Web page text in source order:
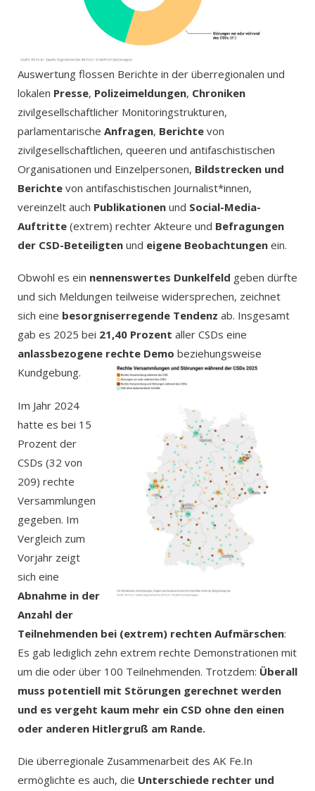
Auswertung flossen Berichte in der überregionalen und
lokalen Presse, Polizeimeldungen, Chroniken
zivilgesellschaftlicher Monitoringstrukturen,
parlamentarische Anfragen, Berichte von
zivilgesellschaftlichen, queeren und antifaschistischen
Organisationen und Einzelpersonen, Bildstrecken und
Berichte von antifaschistischen Journalist*innen,
vereinzelt auch Publikationen und Social-Media-
Auftritte (extrem) rechter Akteure und Befragungen
der CSD-Beteiligten und eigene Beobachtungen ein.
Obwohl es ein nennenswertes Dunkelfeld geben dürfte
und sich Meldungen teilweise widersprechen, zeichnet
sich eine besorgniserregende Tendenz ab. Insgesamt
gab es 2025 bei 21,40 Prozent aller CSDs eine
anlassbezogene rechte Demo beziehungsweise
Kundgebung.
Im Jahr 2024
hatte es bei 15
Prozent der
CSDs (32 von
209) rechte
Versammlungen
gegeben. Im
Vergleich zum
Vorjahr zeigt
sich eine
Abnahme in der
Anzahl der
Teilnehmenden bei (extrem) rechten Aufmärschen:
Es gab lediglich zehn extrem rechte Demonstrationen mit
um die oder über 100 Teilnehmenden. Trotzdem: Überall
muss potentiell mit Störungen gerechnet werden
und es vergeht kaum mehr ein CSD ohne den einen
oder anderen Hitlergruß am Rande.
Die überregionale Zusammenarbeit des AK Fe.In
ermöglichte es auch, die Unterschiede rechter und